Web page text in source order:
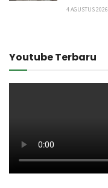
4 AGUSTUS 2026
Youtube Terbaru